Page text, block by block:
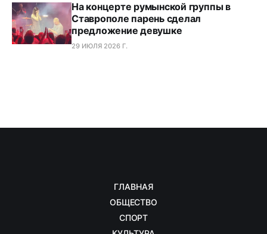
На концерте румынской группы в
Ставрополе парень сделал
предложение девушке
29 ИЮЛЯ 2026 Г.
ГЛАВНАЯ
ОБЩЕСТВО
СПОРТ